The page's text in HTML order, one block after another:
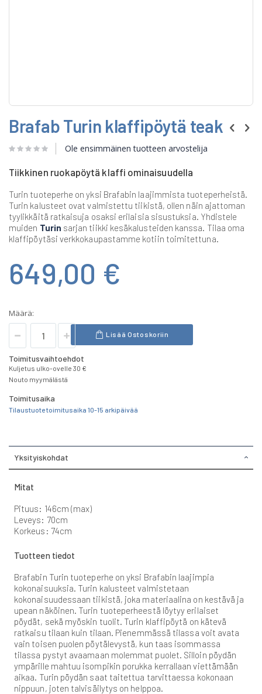
to
the
beginning
of
images
Brafab Turin klaffipöytä teak
Ole ensimmäinen tuotteen arvostelija
Tiikkinen ruokapöytä klaffi ominaisuudella
Turin tuoteperhe on yksi Brafabin laajimmista tuoteperheistä.
Turin kalusteet ovat valmistettu tiikistä, ollen näin ajattoman
tyylikkäitä ratkaisuja osaksi erilaisia sisustuksia. Yhdistele
muiden Turin sarjan tiikki kesäkalusteiden kanssa. Tilaa oma
klaffipöytäsi verkkokaupastamme kotiin toimitettuna.
649,00 €
Määrä:
Lisää Ostoskoriin
Toimitusvaihtoehdot
Kuljetus ulko-ovelle 30 €
Nouto myymälästä
Toimitusaika
Tilaustuote toimitusaika 10-15 arkipäivää
Yksityiskohdat
Mitat
Pituus: 146cm (max)
Leveys: 70cm
Korkeus: 74cm
Tuotteen tiedot
Brafabin Turin tuoteperhe on yksi Brafabin laajimpia
kokonaisuuksia. Turin kalusteet valmistetaan
kokonaisuudessaan tiikistä, joka materiaalina on kestävä ja
upean näköinen. Turin tuoteperheestä löytyy erilaiset
pöydät, sekä myöskin tuolit. Turin klaffipöytä on kätevä
ratkaisu tilaan kuin tilaan. Pienemmässä tilassa voit avata
vain toisen puolen pöytälevystä, kun taas isommassa
tilassa pystyt avaamaan molemmat puolet. Silloin pöydän
ympärille mahtuu isompikin porukka kerrallaan viettämään
aikaa. Turin pöydän saat taitettua tarvittaessa kokonaan
nippuun, joten talvisäilytys on helppoa.